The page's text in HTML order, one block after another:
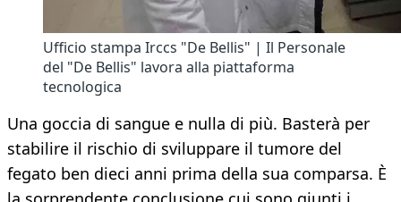
Ufficio stampa Irccs "De Bellis" | Il Personale
del "De Bellis" lavora alla piattaforma
tecnologica
Una goccia di sangue e nulla di più. Basterà per
stabilire il rischio di sviluppare il tumore del
fegato ben dieci anni prima della sua comparsa. È